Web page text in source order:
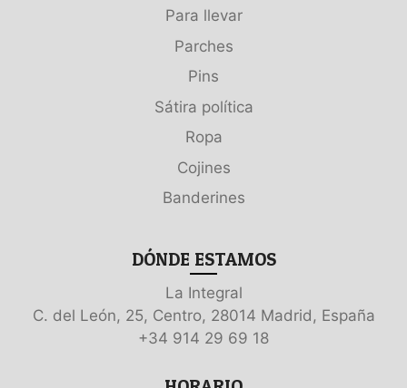
Para llevar
Parches
Pins
Sátira política
Ropa
Cojines
Banderines
DÓNDE ESTAMOS
La Integral
C. del León, 25, Centro, 28014 Madrid, España
+34 914 29 69 18